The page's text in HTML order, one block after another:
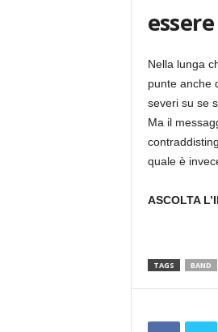
Nella lunga
punte anche
severi su se
Ma il
quale è
ASCOLTA
TAGS BAND